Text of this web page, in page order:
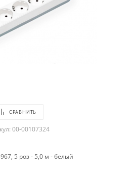
СРАВНИТЬ
00-00107324
5 роз - 5,0 м - белый